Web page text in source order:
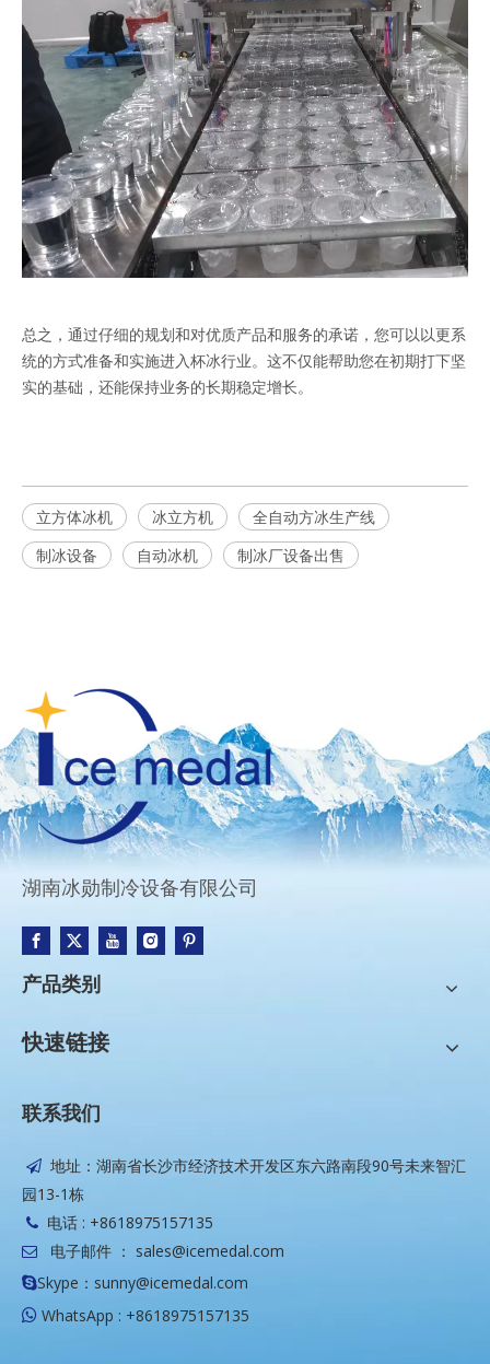
总之，通过仔细的规划和对优质产品和服务的承诺，您可以以更系
统的方式准备和实施进入杯冰行业。这不仅能帮助您在初期打下坚
实的基础，还能保持业务的长期稳定增长。
立方体冰机 冰立方机
全自动方冰生产线
制冰设备
自动冰机 制冰厂设备出售
湖南冰勋制冷设备有限公司
产品类别
快速链接
联系我们
 地址：湖南省长沙市经济技术开发区东六路南段90号未来智汇
园13-1栋
 电话 : +8618975157135
 电子邮件 ： sales@icemedal.com
Skype：sunny@icemedal.com
 WhatsApp : +8618975157135